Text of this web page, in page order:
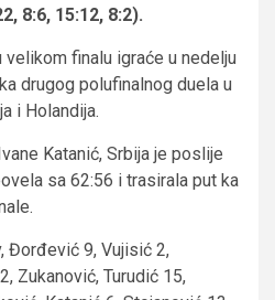
8:6, 15:12, 8:2).
velikom finalu igraće u nedelju
drugog polufinalnog duela u
i Holandija.
Katanić, Srbija je poslije
sa 62:56 i trasirala put ka
Đorđević 9, Vujisić 2,
Zukanović, Turudić 15,